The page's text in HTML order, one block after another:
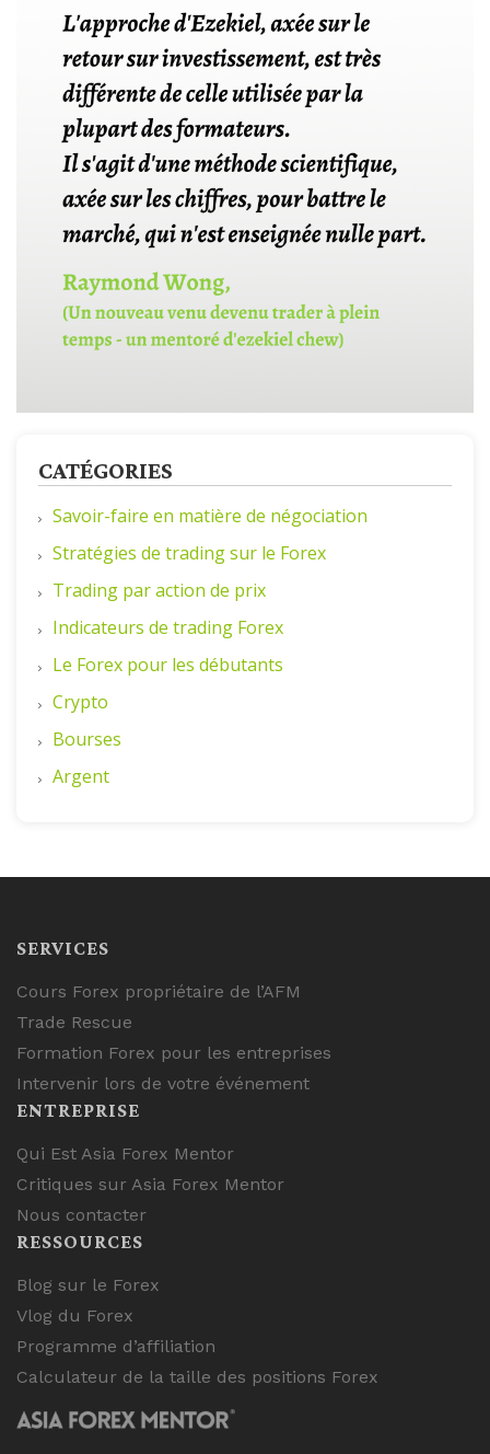
CATÉGORIES
Savoir-faire en matière de négociation
Stratégies de trading sur le Forex
Trading par action de prix
Indicateurs de trading Forex
Le Forex pour les débutants
Crypto
Bourses
Argent
SERVICES
Cours Forex propriétaire de l’AFM
Trade Rescue
Formation Forex pour les entreprises
Intervenir lors de votre événement
ENTREPRISE
Qui Est Asia Forex Mentor
Critiques sur Asia Forex Mentor
Nous contacter
RESSOURCES
Blog sur le Forex
Vlog du Forex
Programme d’affiliation
Calculateur de la taille des positions Forex